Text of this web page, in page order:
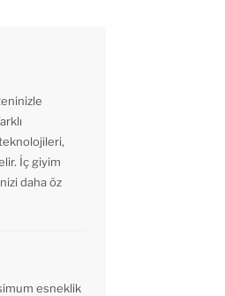
İç giyim
daha öz
esneklik